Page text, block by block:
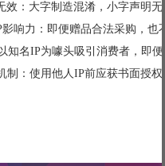
：大字制造混淆，小字声明无
力：即便赠品合法采购，也
名IP为噱头吸引消费者，即便
：使用他人IP前应获书面授权